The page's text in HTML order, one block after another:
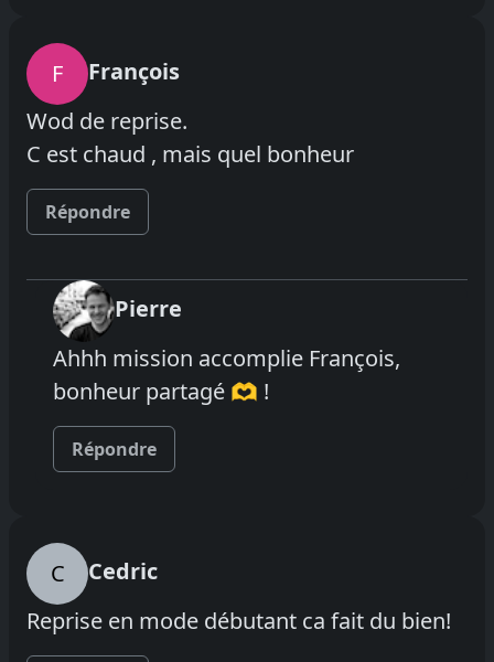
F
François
Wod de reprise.
C est chaud , mais quel bonheur
Répondre
Pierre
Ahhh mission accomplie François,
bonheur partagé 🫶 !
Répondre
C
Cedric
Reprise en mode débutant ca fait du bien!